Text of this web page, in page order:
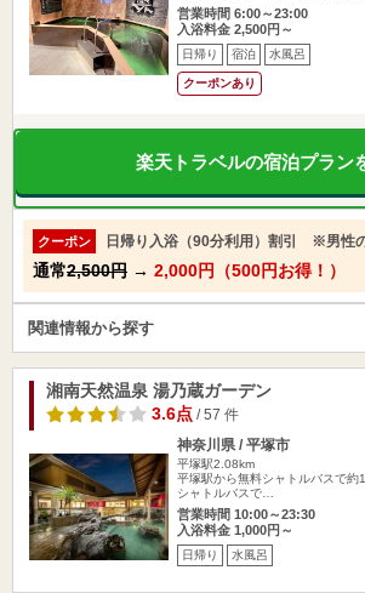
営業時間 6:00～23:00
入浴料金 2,500円～
日帰り 宿泊 水風呂
クーポンあり
楽天トラベルの宿泊プラン
クーポン 日帰り入浴（90分利用）割引 ※男性
通常2,500円 → 2,000円（500円お得！）
関連情報から探す
湘南天然温泉 湯乃蔵ガーデン
3.6点/ 57 件
神奈川県 / 平塚市
平塚駅2.08km
平塚駅から無料シャトルバスで約
シャトルバスで…
営業時間 10:00～23:30
入浴料金 1,000円～
日帰り 水風呂